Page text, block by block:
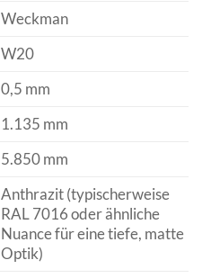
Weckman
W20
0,5 mm
1.135 mm
5.850 mm
Anthrazit (typischerweise
RAL 7016 oder ähnliche
Nuance für eine tiefe, matte
Optik)